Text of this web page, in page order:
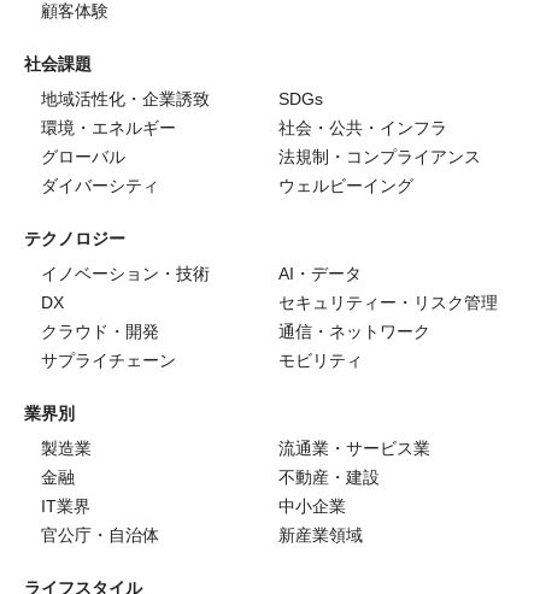
顧客体験
社会課題
地域活性化・企業誘致
SDGs
環境・エネルギー
社会・公共・インフラ
グローバル
法規制・コンプライアンス
ダイバーシティ
ウェルビーイング
テクノロジー
イノベーション・技術
AI・データ
DX
セキュリティー・リスク管理
クラウド・開発
通信・ネットワーク
サプライチェーン
モビリティ
業界別
製造業
流通業・サービス業
金融
不動産・建設
IT業界
中小企業
官公庁・自治体
新産業領域
ライフスタイル